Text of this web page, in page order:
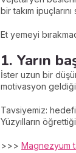
bir takım ipuçlarını
Et yemeyi
1. Yarın
İster uzun bir
motivasyon
Tavsiyemiz:
Yüzyılların
>>> Magnezyum